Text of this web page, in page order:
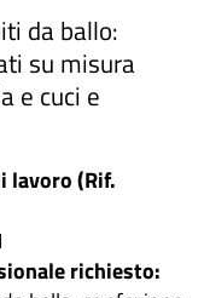
da ballo:
su misura
e cuci e
lavoro (Rif.
richiesto: